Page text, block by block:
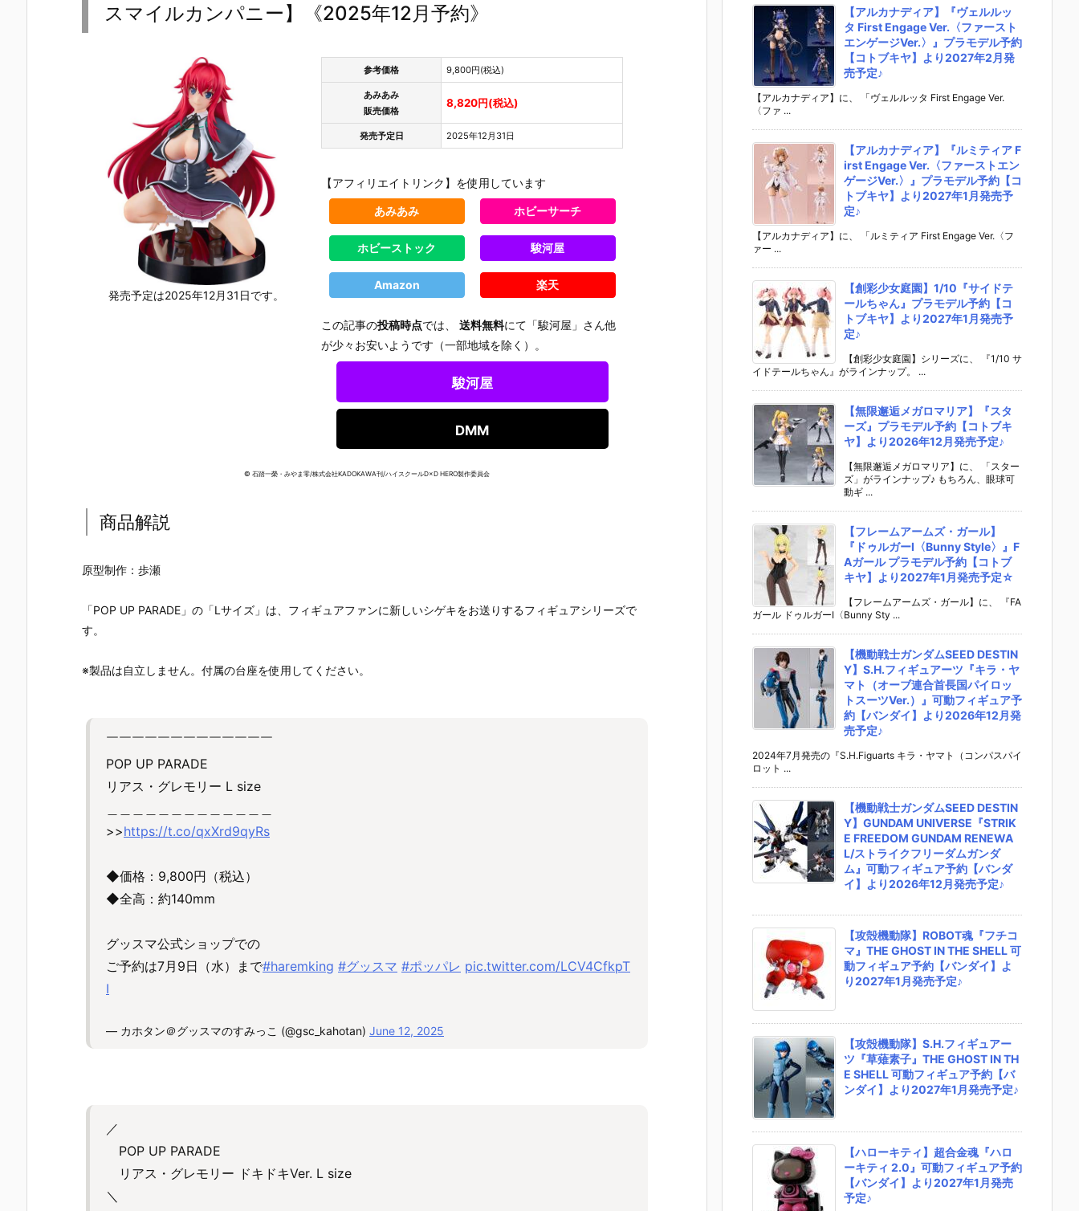
スマイルカンパニー】《2025年12月予約》
発売予定は2025年12月31日です。
参考価格 9,800円(税込)
あみあみ
販売価格
8,820円(税込)
発売予定日 2025年12月31日
【アフィリエイトリンク】を使用しています
あみあみ ホビーサーチ
ホビーストック 駿河屋
Amazon 楽天
この記事の投稿時点では、送料無料にて「駿河屋」さん他
が少々お安いようです（一部地域を除く）。
駿河屋
DMM
© 石踏一榮・みやま零/株式会社KADOKAWA刊/ハイスクールD×D HERO製作委員会
商品解説
原型制作：歩瀬
「POP UP PARADE」の「Lサイズ」は、フィギュアファンに新しいシゲキをお送りするフィギュアシリーズで
す。
※製品は自立しません。付属の台座を使用してください。
￣￣￣￣￣￣￣￣￣￣￣￣￣
POP UP PARADE
リアス・グレモリー L size
>>https://t.co/qxXrd9qyRs
◆価格：9,800円（税込）
◆全高：約140mm
グッスマ公式ショップでの
ご予約は7月9日（水）まで#haremking #グッスマ #ポッパレ pic.twitter.com/LCV4CfkpT
I
— カホタン＠グッスマのすみっこ (@gsc_kahotan) June 12, 2025
／
POP UP PARADE
リアス・グレモリー ドキドキVer. L size
＼
【アルカナディア】『ヴェルルッ
タ First Engage Ver.〈ファースト
エンゲージVer.〉』プラモデル予約
【コトブキヤ】より2027年2月発
売予定♪
【アルカナディア】に、 「ヴェルルッタ First Engage Ver.
〈ファ ...
【アルカナディア】『ルミティア F
irst Engage Ver.〈ファーストエン
ゲージVer.〉』プラモデル予約【コ
トブキヤ】より2027年1月発売予
定♪
【アルカナディア】に、 「ルミティア First Engage Ver.〈フ
ァー ...
【創彩少女庭園】1/10『サイドテ
ールちゃん』プラモデル予約【コ
トブキヤ】より2027年1月発売予
定♪
【創彩少女庭園】シリーズに、 『1/10 サ
イドテールちゃん』がラインナップ。 ...
【無限邂逅メガロマリア】『スタ
ーズ』プラモデル予約【コトブキ
ヤ】より2026年12月発売予定♪
【無限邂逅メガロマリア】に、 「スター
ズ」がラインナップ♪ もちろん、眼球可
動ギ ...
【フレームアームズ・ガール】
『ドゥルガーI〈Bunny Style〉』F
Aガール プラモデル予約【コトブ
キヤ】より2027年1月発売予定☆
【フレームアームズ・ガール】に、 『FA
ガール ドゥルガーI〈Bunny Sty ...
【機動戦士ガンダムSEED DESTIN
Y】S.H.フィギュアーツ『キラ・ヤ
マト（オーブ連合首長国パイロッ
トスーツVer.）』可動フィギュア予
約【バンダイ】より2026年12月発
売予定♪
2024年7月発売の『S.H.Figuarts キラ・ヤマト（コンパスパイ
ロット ...
【機動戦士ガンダムSEED DESTIN
Y】GUNDAM UNIVERSE『STRIK
E FREEDOM GUNDAM RENEWA
L/ストライクフリーダムガンダ
ム』可動フィギュア予約【バンダ
イ】より2026年12月発売予定♪
【攻殻機動隊】ROBOT魂『フチコ
マ』THE GHOST IN THE SHELL 可
動フィギュア予約【バンダイ】よ
り2027年1月発売予定♪
【攻殻機動隊】S.H.フィギュアー
ツ『草薙素子』THE GHOST IN TH
E SHELL 可動フィギュア予約【バ
ンダイ】より2027年1月発売予定♪
【ハローキティ】超合金魂『ハロ
ーキティ 2.0』可動フィギュア予約
【バンダイ】より2027年1月発売
予定♪